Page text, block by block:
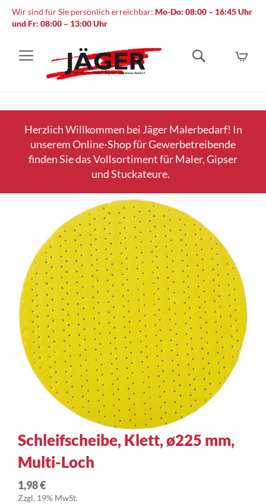
Wir sind für Sie persönlich erreichbar: Mo-Do: 08:00 – 16:45 Uhr
und Fr: 08:00 – 13:00 Uhr
Herzlich Willkommen bei Jäger Malerbedarf! In
unserem Online-Shop für Gewerbetreibende
finden Sie das Vollsortiment für Maler, Gipser
und Stuckateure.
Schleifscheibe, Klett, ø225 mm,
Multi-Loch
1,98 €
Zzgl. 19% MwSt.
Bildergalerie
springen
Zum
Anfang
der
Bildergalerie
springen